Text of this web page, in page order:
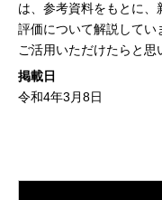
は、参考資料をもとに
評価について解説してい
ご活用いただけたらと思
掲載日
令和4年3月8日